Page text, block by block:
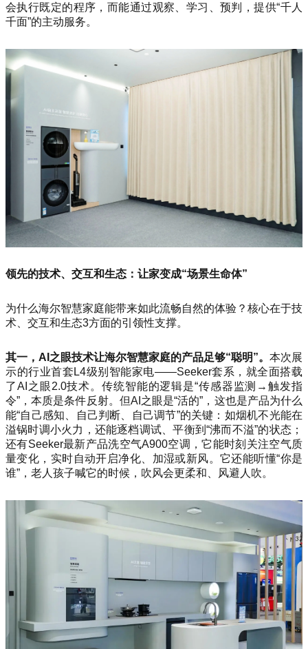
会执行既定的程序，而能通过观察、学习、预判，提供“千人
千面”的主动服务。
领先的技术、交互和生态：让家变成“场景生命体”
为什么海尔智慧家庭能带来如此流畅自然的体验？核心在于技
术、交互和生态3方面的引领性支撑。
其一，AI之眼技术让海尔智慧家庭的产品足够“聪明”。 本次展
示的行业首套L4级别智能家电——Seeker套系，就全面搭载
了AI之眼2.0技术。传统智能的逻辑是“传感器监测→触发指
令”，本质是条件反射。但AI之眼是“活的”，这也是产品为什么
能“自己感知、自己判断、自己调节”的关键：如烟机不光能在
溢锅时调小火力，还能逐档调试、平衡到“沸而不溢”的状态；
还有Seeker最新产品洗空气A900空调，它能时刻关注空气质
量变化，实时自动开启净化、加湿或新风。它还能听懂“你是
谁”，老人孩子喊它的时候，吹风会更柔和、风避人吹。